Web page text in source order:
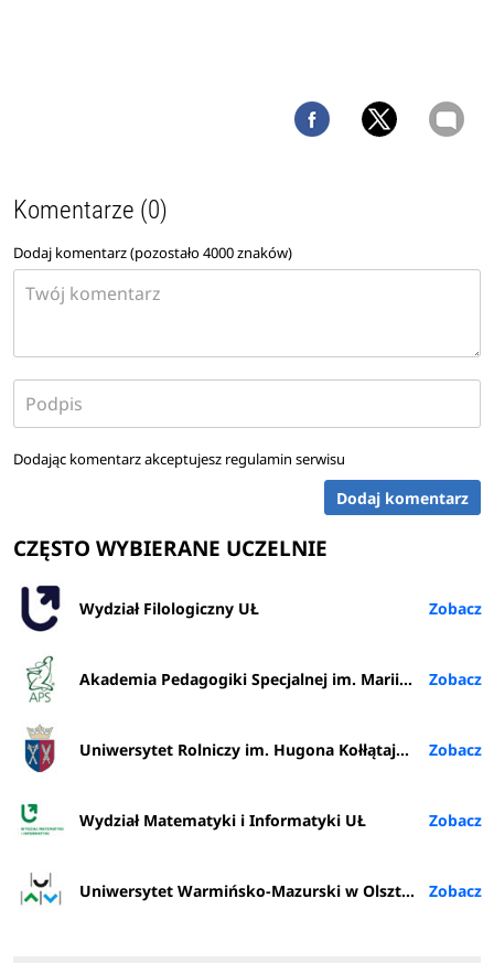
Komentarze (0)
Dodaj komentarz (pozostało4000znaków)
Dodając komentarz akceptujesz regulamin serwisu
Dodaj komentarz
CZĘSTO WYBIERANE UCZELNIE
Wydział Filologiczny UŁ
Akademia Pedagogiki Specjalnej im. Marii Grzegorzewskiej w Warszawie
Uniwersytet Rolniczy im. Hugona Kołłątaja w Krakowie
Wydział Matematyki i Informatyki UŁ
Uniwersytet Warmińsko-Mazurski w Olsztynie